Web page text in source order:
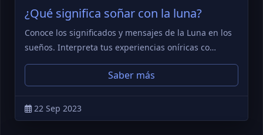
¿Qué significa soñar con la luna?
Conoce los significados y mensajes de la Luna en los
sueños. Interpreta tus experiencias oníricas co…
Saber más
22 Sep 2023